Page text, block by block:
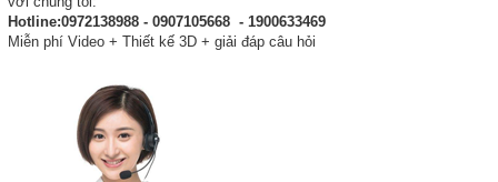
Hotline:0972138988 - 0907105668 - 1900633469
Miễn phí Video + Thiết kế 3D + giải đáp câu hỏi